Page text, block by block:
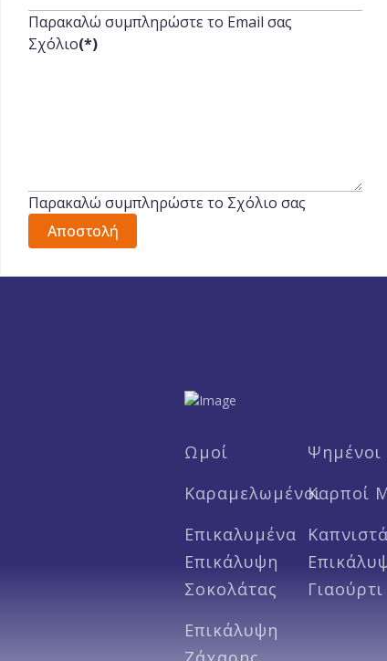
Παρακαλώ συμπληρώστε το Email σας
Σχόλιο(*)
Παρακαλώ συμπληρώστε το Σχόλιο σας
Αποστολή
Ωμοί
Ψημένοι
ΚαραμελωμένοιΚαρποί
Επικαλυμένα
Επικάλυψη
Σοκολάτας
Γιαούρτι
Επικάλυψη
Καπνιστά